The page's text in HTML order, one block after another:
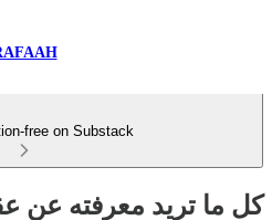
free on Substack
كل ما تريد معرفته عن